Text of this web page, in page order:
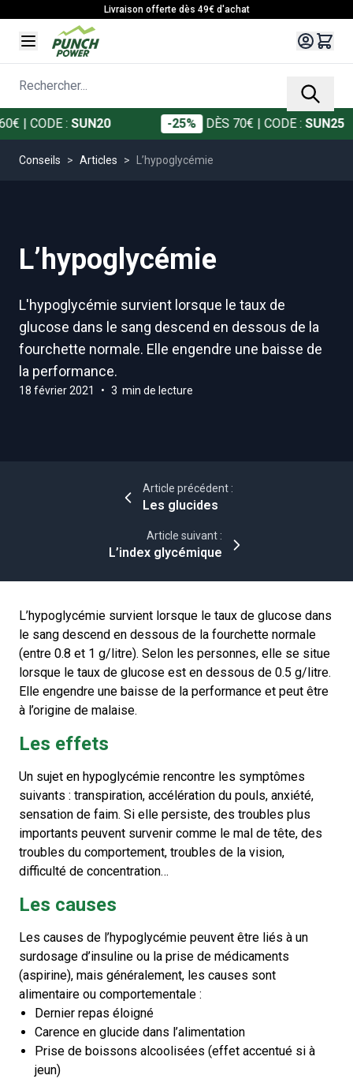
Livraison offerte dès 49€ d'achat
Rechercher...
| CODE :SUN20 -25% DÈS 70€| CODE :SUN25
Conseils > Articles > L’hypoglycémie
L’hypoglycémie
L'hypoglycémie survient lorsque le taux de
glucose dans le sang descend en dessous de la
fourchette normale. Elle engendre une baisse de
la performance.
18 février 2021 • 3 min de lecture
Article précédent :
Les glucides
Article suivant :
L’index glycémique
L’hypoglycémie survient lorsque le taux de glucose dans
le sang descend en dessous de la fourchette normale
(entre 0.8 et 1 g/litre). Selon les personnes, elle se situe
lorsque le taux de glucose est en dessous de 0.5 g/litre.
Elle engendre une baisse de la performance et peut être
à l’origine de malaise.
Les effets
Un sujet en hypoglycémie rencontre les symptômes
suivants : transpiration, accélération du pouls, anxiété,
sensation de faim. Si elle persiste, des troubles plus
importants peuvent survenir comme le mal de tête, des
troubles du comportement, troubles de la vision,
difficulté de concentration…
Les causes
Les causes de l’hypoglycémie peuvent être liés à un
surdosage d’insuline ou la prise de médicaments
(aspirine), mais généralement, les causes sont
alimentaire ou comportementale :
Dernier repas éloigné
Carence en glucide dans l’alimentation
Prise de boissons alcoolisées (effet accentué si à
jeun)